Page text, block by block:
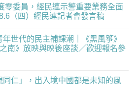
零委員，經民連示警重要業務全面
（四）經民連記者會發言稿
年世代的民主補課潮｜《黑風箏》
南》放映與映後座談／歡迎報名參
同仁」，出入境中國都是未知的風